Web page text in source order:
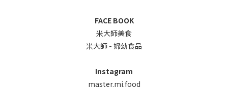
FACE BOOK
米大師美食
米大師 - 婦幼食品
Instagram
master.mi.food